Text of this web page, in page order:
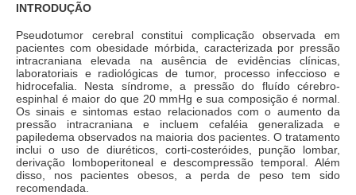
INTRODUÇÃO
Pseudotumor cerebral constitui complicação observada em
pacientes com obesidade mórbida, caracterizada por pressão
intracraniana elevada na ausência de evidências clínicas,
laboratoriais e radiológicas de tumor, processo infeccioso e
hidrocefalia. Nesta síndrome, a pressão do fluído cérebro-
espinhal é maior do que 20 mmHg e sua composição é normal.
Os sinais e sintomas estao relacionados com o aumento da
pressão intracraniana e incluem cefaléia generalizada e
papiledema observados na maioria dos pacientes. O tratamento
inclui o uso de diuréticos, corti-costeróides, punção lombar,
derivação lomboperitoneal e descompressão temporal. Além
disso, nos pacientes obesos, a perda de peso tem sido
recomendada.